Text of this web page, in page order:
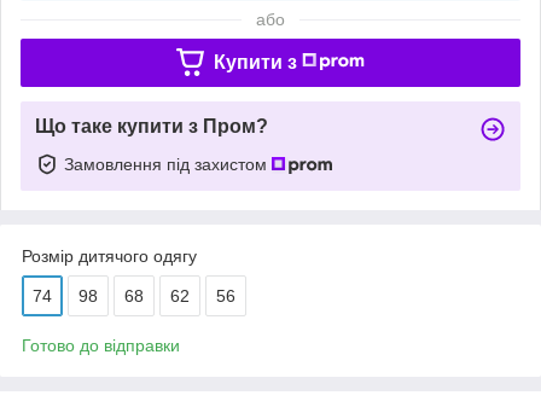
або
Купити з
Що таке купити з Пром?
Замовлення під захистом
Розмір дитячого одягу
74 98 68 62 56
Готово до відправки